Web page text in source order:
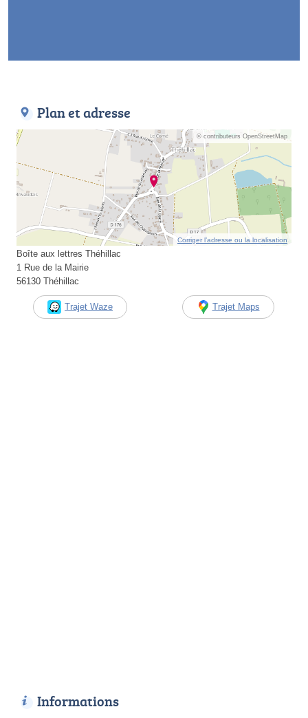
Plan et adresse
© contributeurs OpenStreetMap
Corriger l’adresse ou la localisation
Boîte aux lettres Théhillac
1 Rue de la Mairie
56130 Théhillac
Trajet Waze Trajet Maps
Informations